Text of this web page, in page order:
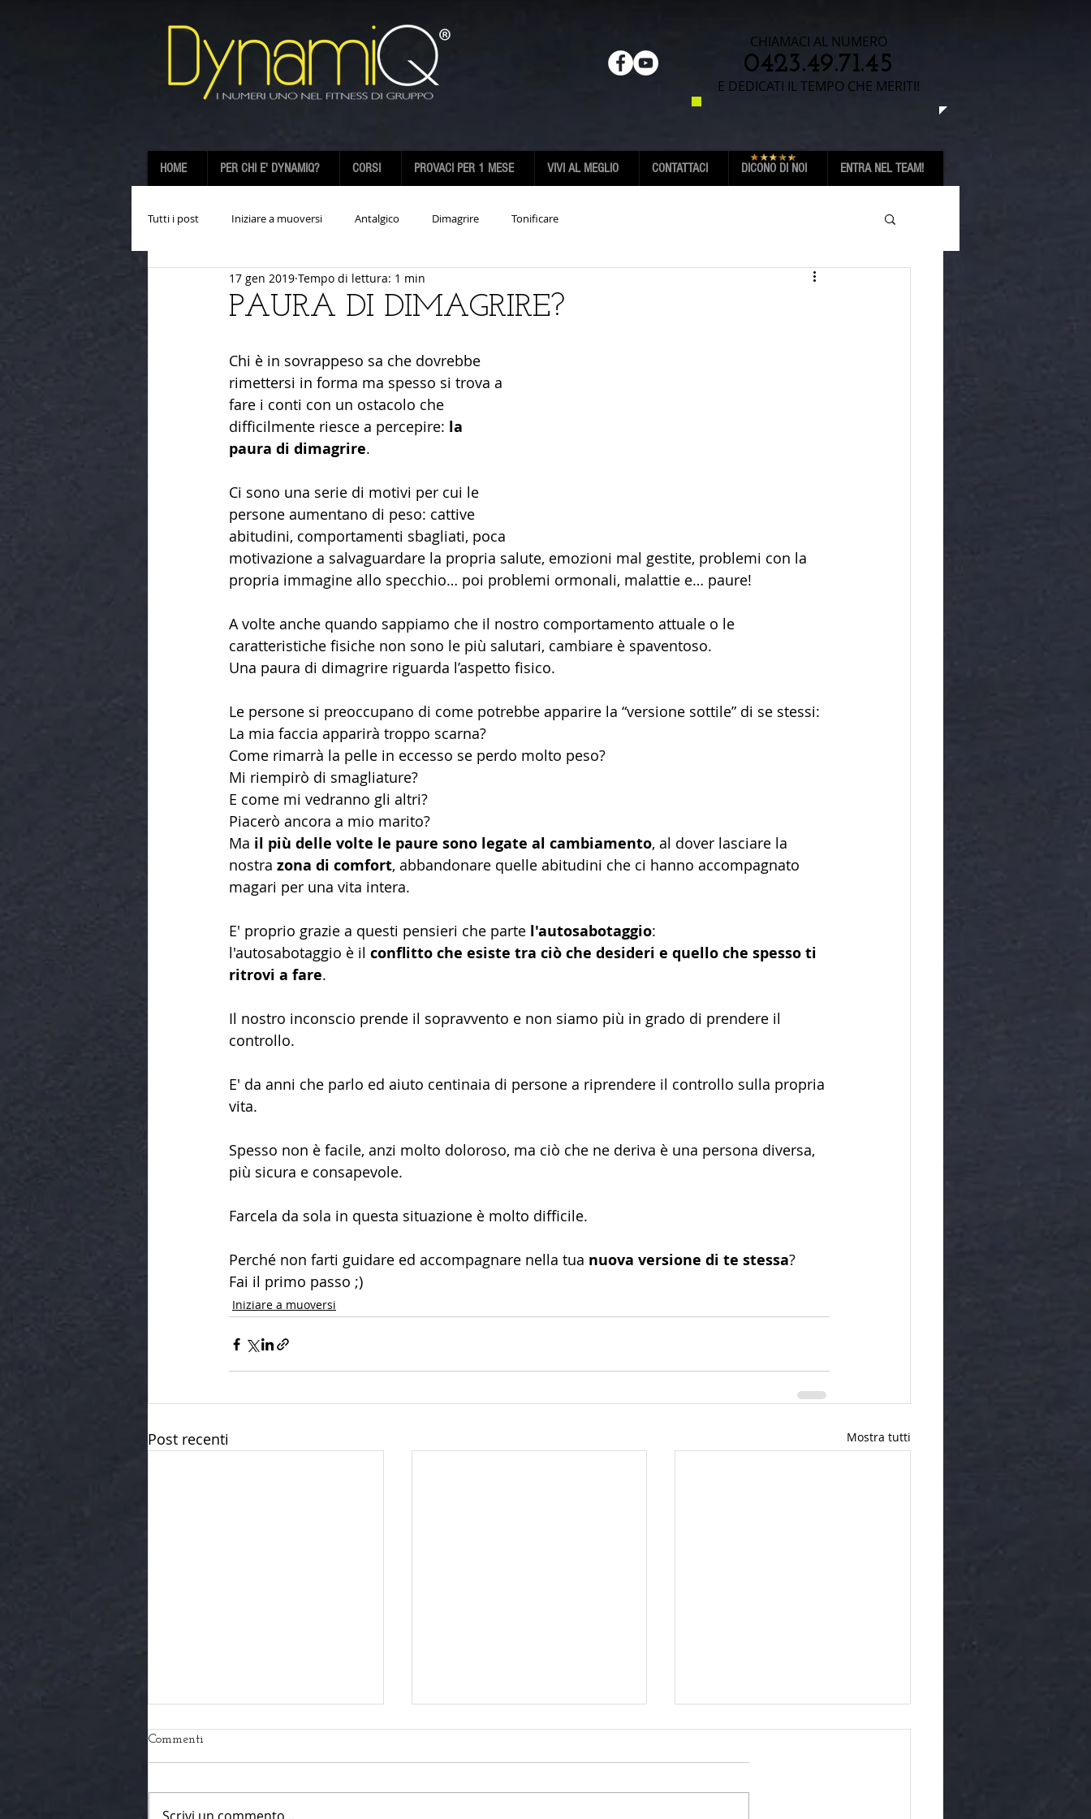
CHIAMACI AL NUMERO
0423.49.71.45​​​
E DEDICATI IL TEMPO CHE MERITI!
HOME PER CHI E' DYNAMIQ? CORSI PROVACI PER 1 MESE VIVI AL MEGLIO CONTATTACI DICONO DI NOI ENTRA NEL TEAM!
Tutti i post Iniziare a muoversi Antalgico Dimagrire Tonificare
PAURA DI DIMAGRIRE?
17 gen 2019 Tempo di lettura: 1 min
Chi è in sovrappeso sa che dovrebbe
rimettersi in forma ma spesso si trova a
fare i conti con un ostacolo che
difficilmente riesce a percepire: la
paura di dimagrire.
Ci sono una serie di motivi per cui le
persone aumentano di peso: cattive
abitudini, comportamenti sbagliati, poca
motivazione a salvaguardare la propria salute, emozioni mal gestite, problemi con la
propria immagine allo specchio… poi problemi ormonali, malattie e… paure!
A volte anche quando sappiamo che il nostro comportamento attuale o le
caratteristiche fisiche non sono le più salutari, cambiare è spaventoso.
Una paura di dimagrire riguarda l’aspetto fisico.
Le persone si preoccupano di come potrebbe apparire la “versione sottile” di se stessi:
La mia faccia apparirà troppo scarna?
Come rimarrà la pelle in eccesso se perdo molto peso?
Mi riempirò di smagliature?
E come mi vedranno gli altri?
Piacerò ancora a mio marito?
Ma il più delle volte le paure sono legate al cambiamento, al dover lasciare la
nostra zona di comfort, abbandonare quelle abitudini che ci hanno accompagnato
magari per una vita intera.
E' proprio grazie a questi pensieri che parte l'autosabotaggio:
l'autosabotaggio è il conflitto che esiste tra ciò che desideri e quello che spesso ti
ritrovi a fare.
Il nostro inconscio prende il sopravvento e non siamo più in grado di prendere il
controllo.
E' da anni che parlo ed aiuto centinaia di persone a riprendere il controllo sulla propria
vita.
Spesso non è facile, anzi molto doloroso, ma ciò che ne deriva è una persona diversa,
più sicura e consapevole.
Farcela da sola in questa situazione è molto difficile.
Perché non farti guidare ed accompagnare nella tua nuova versione di te stessa?
Fai il primo passo ;)
Iniziare a muoversi
Post recenti Mostra tutti
Commenti